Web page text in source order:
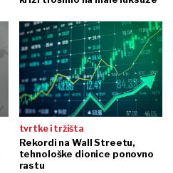
tvrtke i tržišta
Rekordi na Wall Streetu,
tehnološke dionice ponovno
rastu